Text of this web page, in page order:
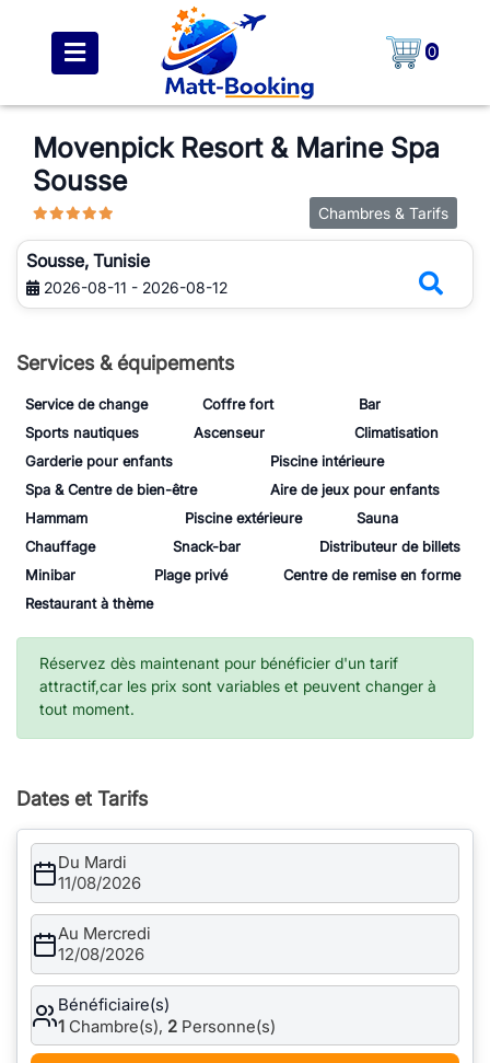
0
Movenpick Resort & Marine Spa
Sousse
Chambres & Tarifs
Sousse, Tunisie
2026-08-11 - 2026-08-12
Services & équipements
Service de change Coffre fort
Bar
Sports nautiques
Ascenseur
Climatisation
Garderie pour enfants
Piscine intérieure
Spa & Centre de bien-être
Aire de jeux pour enfants
Hammam
Piscine extérieure
Sauna
Chauffage
Snack-bar
Distributeur de billets
Minibar
Plage privé
Centre de remise en forme
Restaurant à thème
Réservez dès maintenant pour bénéficier d'un tarif
attractif,car les prix sont variables et peuvent changer à
tout moment.
Dates et Tarifs
Du Mardi
11/08/2026
Au Mercredi
12/08/2026
Bénéficiaire(s)
1 Chambre(s), 2 Personne(s)